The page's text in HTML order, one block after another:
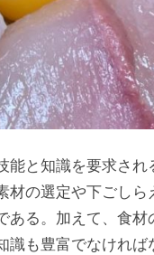
と知識を要求され
の選定や下ごしら
る。加えて、食
も豊富でなけれ